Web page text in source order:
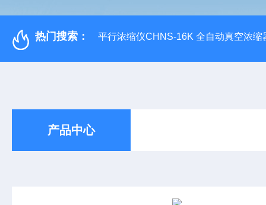
热门搜索： 平行浓缩仪CHNS-16K 全自动真空浓缩
产品中心